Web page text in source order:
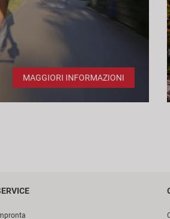
MAGGIORI INFORMAZIONI